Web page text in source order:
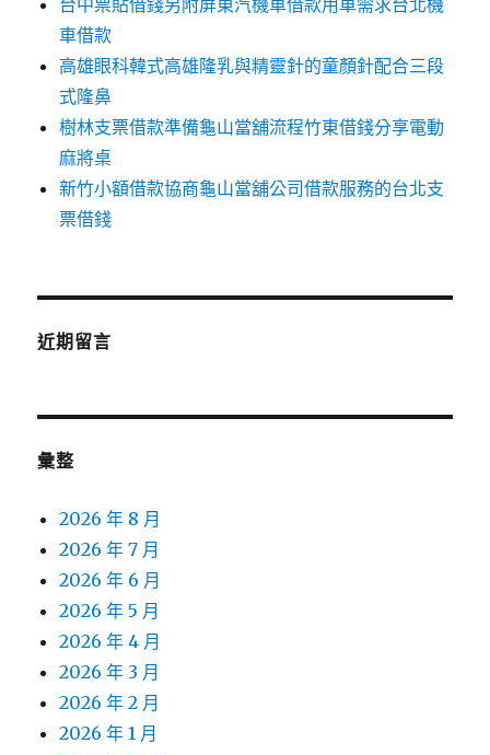
台中票貼借錢另附屏東汽機車借款用車需求台北機
車借款
高雄眼科韓式高雄隆乳與精靈針的童顏針配合三段
式隆鼻
樹林支票借款準備龜山當舖流程竹東借錢分享電動
麻將桌
新竹小額借款協商龜山當舖公司借款服務的台北支
票借錢
近期留言
彙整
2026 年 8 月
2026 年 7 月
2026 年 6 月
2026 年 5 月
2026 年 4 月
2026 年 3 月
2026 年 2 月
2026 年 1 月